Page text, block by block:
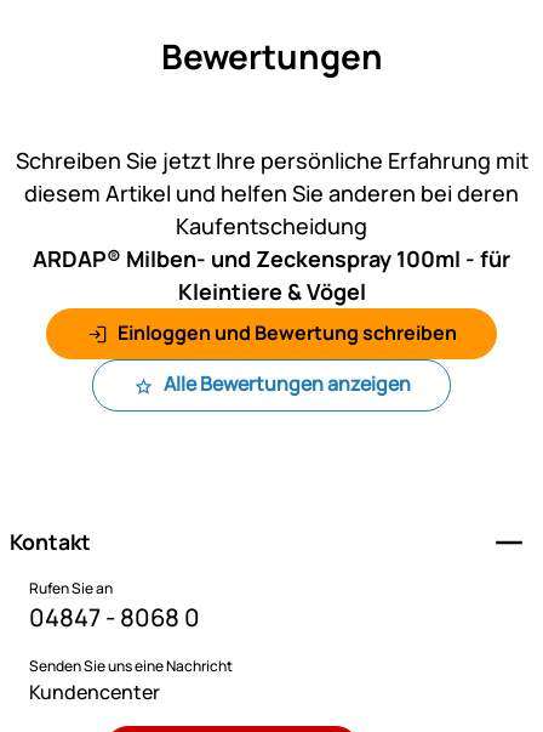
Bewertungen
Schreiben Sie jetzt Ihre persönliche Erfahrung mit
diesem Artikel und helfen Sie anderen bei deren
Kaufentscheidung
ARDAP® Milben- und Zeckenspray 100ml - für
Kleintiere & Vögel
Einloggen und Bewertung schreiben
Alle Bewertungen anzeigen
Kontakt
Rufen Sie an
04847 - 8068 0
Senden Sie uns eine Nachricht
Kundencenter